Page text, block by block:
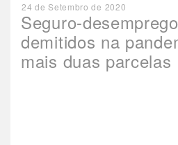
Seguro-
demitidos na
mais duas parcelas
24 de Setembro de 2020